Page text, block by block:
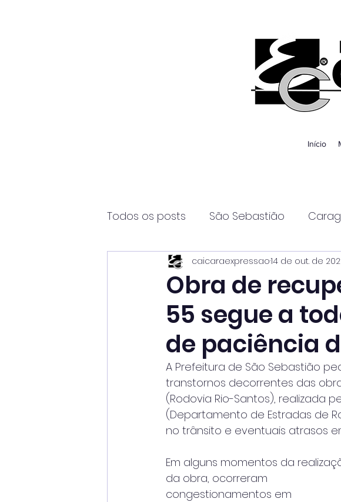
Início
Todos os posts São Sebastião
Página2 Itanhaém
Obra de
55 segue a
de paciência
caicaraexpressao14 de out. de
A Prefeitura de São Sebastião
transtornos decorrentes das
(Rodovia Rio-Santos), realizada
(Departamento de Estradas de
no trânsito e eventuais atrasos
Em alguns momentos da
da obra, ocorreram
congestionamentos em